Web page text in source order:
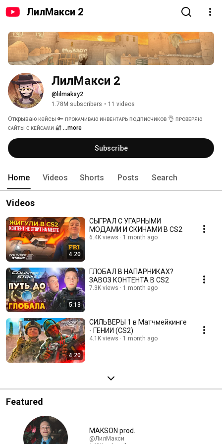
ЛилМакси 2
ЛилМакси 2
@lilmaksy2
1.78M subscribers • 11 videos
Открываю кейсы 🔑 ᴨᴩоᴋᴀчиʙᴀю инʙᴇнᴛᴀᴩь ᴨодᴨиᴄчиᴋоʙ 👌 ᴨᴩоʙᴇᴩяю
ᴄᴀйᴛы ᴄ ᴋᴇйᴄᴀʍи 🔐 ...more
Subscribe
Home Videos Shorts Posts Search
Videos
4:20
СЫГРАЛ С УГАРНЫМИ
МОДАМИ И СКИНАМИ В CS2
6.4K views 1 month ago
5:13
ГЛОБАЛ В НАПАРНИКАХ?
ЗАВОЗ КОНТЕНТА В CS2
7.3K views 1 month ago
4:20
СИЛЬВЕРЫ 1 в Матчмейкинге
- ГЕНИИ (CS2)
4.1K views 1 month ago
Featured
MAKSON prod.
@ЛилМакси